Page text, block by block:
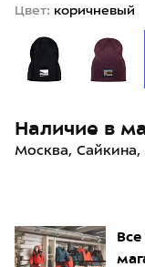
Цвет: коричневый
Наличие в
Москва, Сайкина,